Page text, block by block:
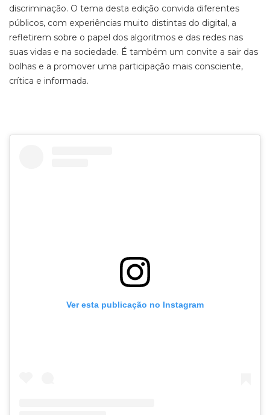
discriminação. O tema desta edição convida diferentes
públicos, com experiências muito distintas do digital, a
refletirem sobre o papel dos algoritmos e das redes nas
suas vidas e na sociedade. É também um convite a sair das
bolhas e a promover uma participação mais consciente,
crítica e informada.
Ver esta publicação no Instagram